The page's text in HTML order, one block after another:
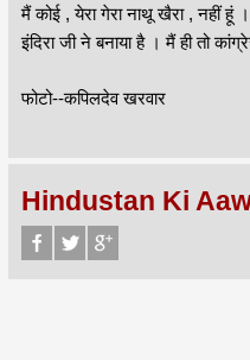
मैं कोई , येरा गेरा नाथू खैरा , नहीं
इंदिरा जी ने बनाया है । मैं ही तो
फोटो--कपिलदेव खरवार
Hindustan Ki